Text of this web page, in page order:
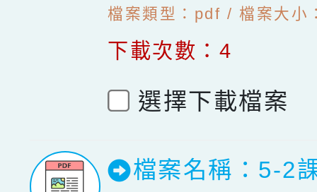
檔案類型：pdf / 檔案大小
下載次數：4
選擇下載檔案
檔案名稱：5-2